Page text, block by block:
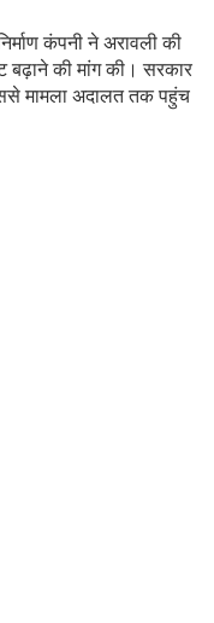
कंपनी ने अरावली की
बढ़ाने की मांग की। सरकार
मामला अदालत तक पहुंच